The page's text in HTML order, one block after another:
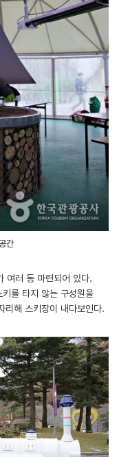
간
여러 동 마련되어 있다.
를 타지 않는 구성원을
리해 스키장이 내다보인다.